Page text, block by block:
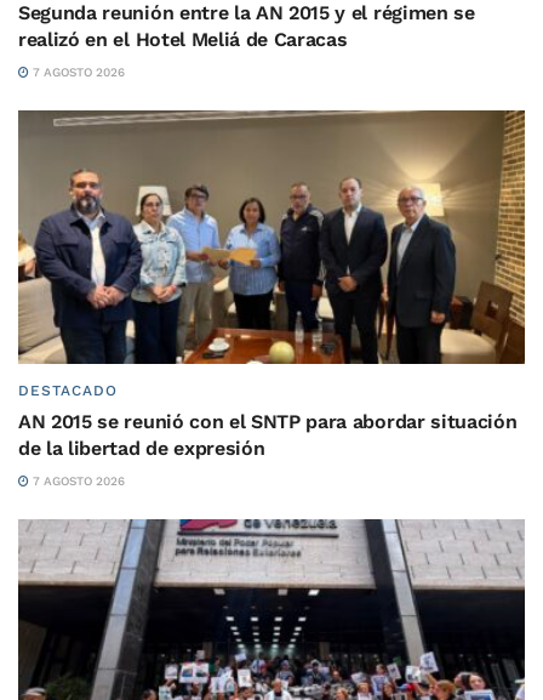
Segunda reunión entre la AN 2015 y el régimen se
realizó en el Hotel Meliá de Caracas
7 AGOSTO 2026
DESTACADO
AN 2015 se reunió con el SNTP para abordar situación
de la libertad de expresión
7 AGOSTO 2026